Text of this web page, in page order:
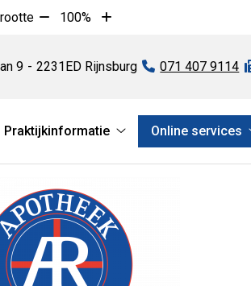
Tekst
10%
100%
Tekst
10%
9 2231ED Rijnsburg Tel:
071 407 9114
Praktijkinformatie
Praktijkinformatie
submenu
Online services